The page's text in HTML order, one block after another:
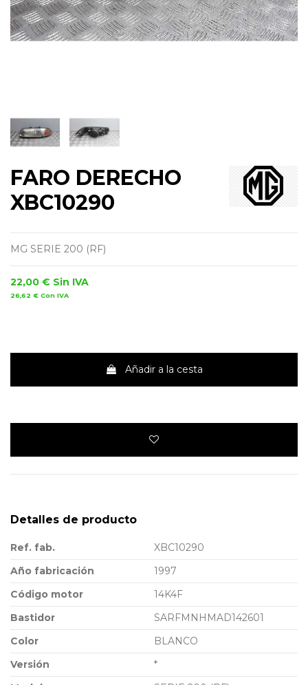
FARO DERECHO
XBC10290
MG SERIE 200 (RF)
22,00 € Sin IVA
26,62 € Con IVA
Añadir a la cesta
Detalles de producto
Ref. fab.
XBC10290
Año fabricación
1997
Código motor
14K4F
Bastidor
SARFMNHMAD142601
Color
BLANCO
Versión
*